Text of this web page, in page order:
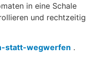
in eine Schale
und rechtzeitig
statt-wegwerfen .